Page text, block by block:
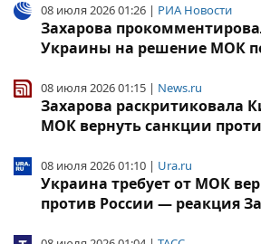
08 июля 2026 01:26 | РИА Новости
Захарова
Украины на решение МОК
08 июля 2026 01:15 | News.ru
Захарова раскритиковала
МОК вернуть санкции
08 июля 2026 01:10 | Ura.ru
Украина требует от МОК
против России — реакция